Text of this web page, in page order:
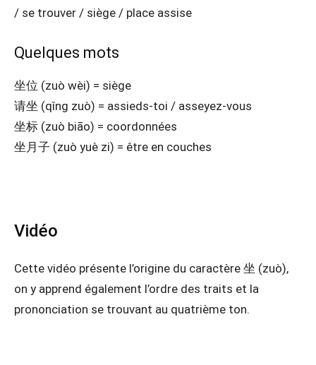
/ se trouver / siège / place assise
Quelques mots
坐位 (zuò wèi) = siège
请坐 (qǐng zuò) = assieds-toi / asseyez-vous
坐标 (zuò biāo) = coordonnées
坐月子 (zuò yuè zi) = être en couches
Vidéo
Cette vidéo présente l’origine du caractère 坐 (zuò),
on y apprend également l’ordre des traits et la
prononciation se trouvant au quatrième ton.